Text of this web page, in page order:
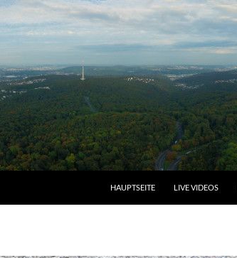
HAUPTSEITE LIVE VIDEOS